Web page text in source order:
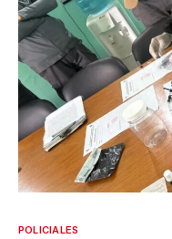
POLICIALES